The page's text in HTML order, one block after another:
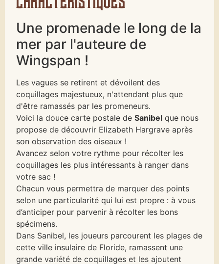
Une promenade le long de la
mer par l'auteure de
Wingspan !
Les vagues se retirent et dévoilent des
coquillages majestueux, n'attendant plus que
d'être ramassés par les promeneurs.
Voici la douce carte postale deSanibel que nous
propose de découvrir Elizabeth Hargrave après
son observation des oiseaux !
Avancez selon votre rythme pour récolter les
coquillages les plus intéressants à ranger dans
votre sac !
Chacun vous permettra de marquer des points
selon une particularité qui lui est propre : à vous
d’anticiper pour parvenir à récolter les bons
spécimens.
Dans Sanibel, les joueurs parcourent les plages de
cette ville insulaire de Floride, ramassent une
grande variété de coquillages et les ajoutent